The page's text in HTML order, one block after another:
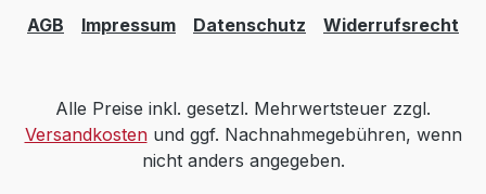
AGB Impressum Datenschutz Widerrufsrecht
Alle Preise inkl. gesetzl. Mehrwertsteuer zzgl.
Versandkostenund ggf. Nachnahmegebühren, wenn
nicht anders angegeben.